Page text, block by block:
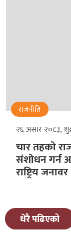
राजनीति
२६ असार २०८३,
चार तहको
संशोधन गर्न
राष्ट्रिय जनावर
धेरै पढिएको